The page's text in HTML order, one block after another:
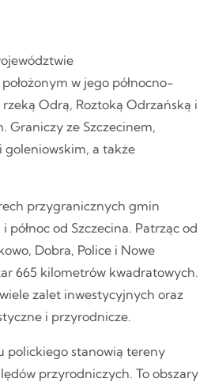
w jego północno-
Odrą, Roztoką Odrzańską i
Graniczy ze Szczecinem,
a także
przygranicznych gmin
północ od Szczecina. Patrząc od
Dobra, Police i Nowe
665 kilometrów kwadratowych.
zalet inwestycyjnych oraz
i przyrodnicze.
polickiego stanowią tereny
przyrodniczych. To obszary